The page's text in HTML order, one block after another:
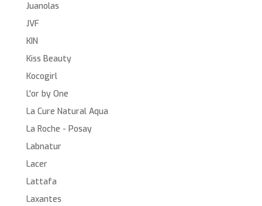
Juanolas
JVF
KIN
Kiss Beauty
Kocogirl
L'or by One
La Cure Natural Aqua
La Roche - Posay
Labnatur
Lacer
Lattafa
Laxantes